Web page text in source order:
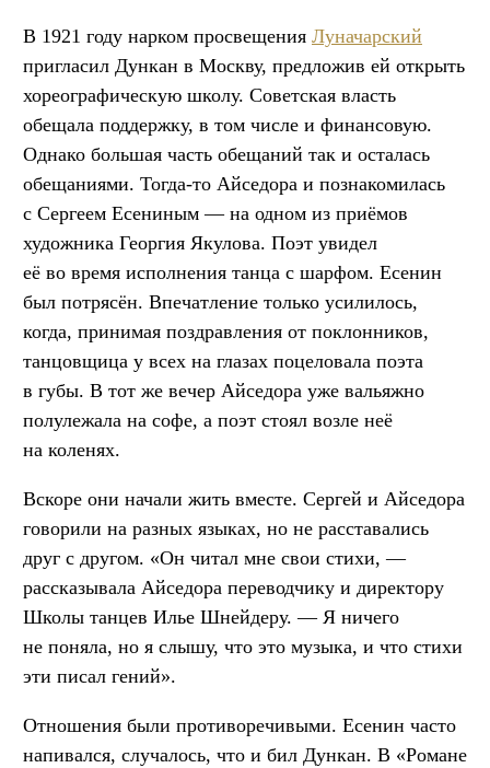
В 1921 году нарком просвещения Луначарский
пригласил Дункан в Москву, предложив ей открыть
хореографическую школу. Советская власть
обещала поддержку, в том числе и финансовую.
Однако большая часть обещаний так и осталась
обещаниями. Тогда-то Айседора и познакомилась
с Сергеем Есениным— на одном из приёмов
художника Георгия Якулова. Поэт увидел
её во время исполнения танца с шарфом. Есенин
был потрясён. Впечатление только усилилось,
когда, принимая поздравления от поклонников,
танцовщица у всех на глазах поцеловала поэта
в губы. В тот же вечер Айседора уже вальяжно
полулежала на софе, а поэт стоял возле неё
на коленях.
Вскоре они начали жить вместе. Сергей и Айседора
говорили на разных языках, но не расставались
друг с другом. «Он читал мне свои стихи, —
рассказывала Айседора переводчику и директору
Школы танцев Илье Шнейдеру. — Я ничего
не поняла, но я слышу, что это музыка, и что стихи
эти писал гений».
Отношения были противоречивыми. Есенин часто
напивался, случалось, что и бил Дункан. В «Романе